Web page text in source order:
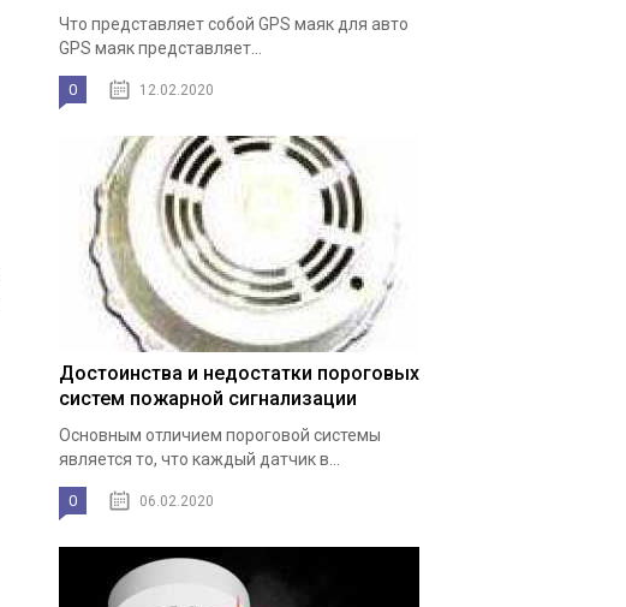
Что представляет собой GPS маяк для авто
GPS маяк представляет...
0 12.02.2020
Достоинства и недостатки пороговых
систем пожарной сигнализации
Основным отличием пороговой системы
является то, что каждый датчик в...
0 06.02.2020